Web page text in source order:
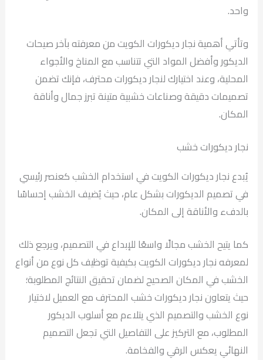
واحد.
وتأتي أهمية نجار ديكورات الكويت من معرفته بآخر صيحات
الديكور وأفضل المواد التي تتناسب مع المناخ والأجواء
المحلية، وعند اختيارك لنجار ديكورات محترف، فإنك تضمن
تصميمات دقيقة وصناعات خشبية متينة تبرز جمال وأناقة
المكان.
نجار ديكورات خشب
يُبدع نجار ديكورات الكويت في استخدام الخشب كعنصر رئيسي
في تصميم الديكورات بشكل عام، حيث يُضيف الخشب إحساسًا
بالدفء والأناقة إلى المكان.
كما يتيح الخشب مجالًا واسعًا للإبداع في التصميم، ويرجع ذلك
لمعرفه نجار ديكورات الكويت بكيفية توظيف كل نوع من أنواع
الخشب في المكان الصحيح لضمان تحقيق النتائج المطلوبة؛
حيث يتعاون نجار ديكورات خشب المحترف مع العميل لاختيار
نوع الخشب والتصميم الذي يتلاءم مع أسلوب الديكور
المطلوب، مع التركيز على التفاصيل التي تجعل التصميم
النهائي يعكس الرقي والفخامة.